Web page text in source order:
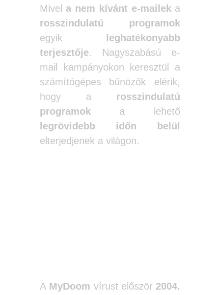
Mivel a nem kívánt e-maileka
rosszindulatú programok
egyik
leghatékonyabb
terjesztője. Nagyszabású e-
mail kampányokon keresztül a
számítógépes bűnözők elérik,
hogy a rosszindulatú
programoka lehető
legrövidebb időn belül
elterjedjenek a világon.
AMyDoom vírust először 2004.